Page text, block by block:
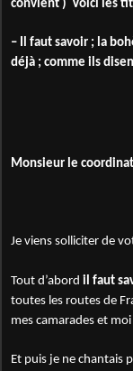
convient ) Voici les
– Il faut savoir ; la
déjà ; comme ils
Monsieur le
Je viens solliciter de
Tout d’abord il faut
toutes les routes de
mes camarades et
Et puis je ne chantais